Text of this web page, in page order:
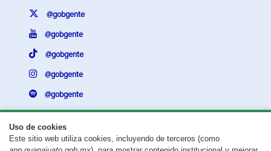
Uso de cookies
Este sitio web utiliza cookies, incluyendo de terceros (como
@gobgente
@gobgente
@gobgente
@gobgente
@gobgente
¿Existe algún problema con esta página?Repórtalo aquí.